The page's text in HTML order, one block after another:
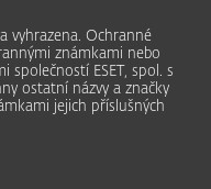
vyhrazena. Ochranné
známkami nebo
společností ESET, spol. s
ostatní názvy a značky
jejich příslušných